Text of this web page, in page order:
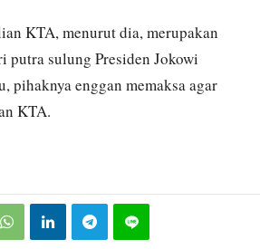
KTA, menurut dia, merupakan
putra sulung Presiden Jokowi
pihaknya enggan memaksa agar
KTA.